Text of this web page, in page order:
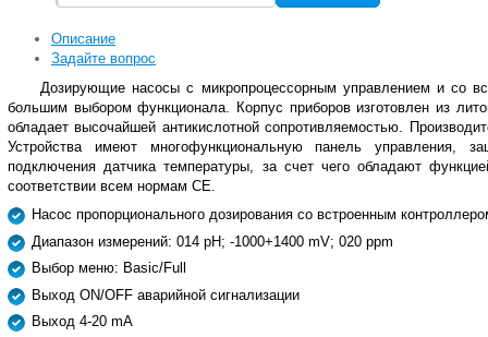
Описание
Задайте вопрос
Дозирующие насосы с микропроцессорным управлением и со
большим выбором функционала. Корпус приборов изготовлен из
обладает высочайшей антикислотной сопротивляемостью.
Устройства имеют многофункциональную панель управления,
подключения датчика температуры, за счет чего обладают
соответствии всем нормам CE.
Насос пропорционального дозирования со встроенным
Диапазон измерений: 014 pH; -1000+1400 mV; 020 ppm
Выбор меню: Basic/Full
Выход ON/OFF аварийной сигнализации
Выход 4-20 mA